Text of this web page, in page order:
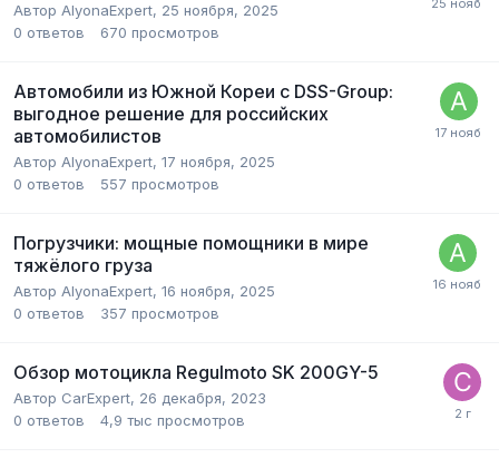
Автор AlyonaExpert, 25 ноября, 2025
0 ответов 670 просмотров
Автомобили из Южной Кореи с DSS-Group:
выгодное решение для российских
автомобилистов
Автор AlyonaExpert, 17 ноября, 2025
0 ответов 557 просмотров
Погрузчики: мощные помощники в мире
тяжёлого груза
Автор AlyonaExpert, 16 ноября, 2025
0 ответов 357 просмотров
Обзор мотоцикла Regulmoto SK 200GY-5
Автор CarExpert, 26 декабря, 2023
0 ответов 4,9 тыс просмотров